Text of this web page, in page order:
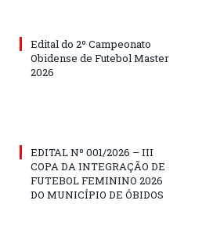
Edital do 2º Campeonato
Obidense de Futebol Master
2026
EDITAL Nº 001/2026 – III
COPA DA INTEGRAÇÃO DE
FUTEBOL FEMININO 2026
DO MUNICÍPIO DE ÓBIDOS